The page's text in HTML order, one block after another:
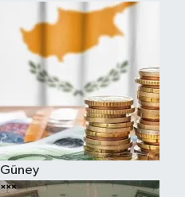
Güney